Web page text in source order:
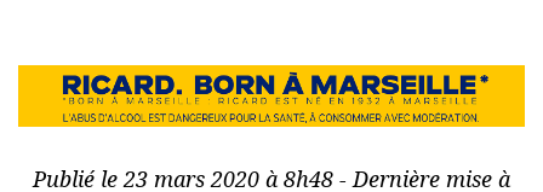
Publié le 23 mars 2020 à 8h48 - Dernière mise à